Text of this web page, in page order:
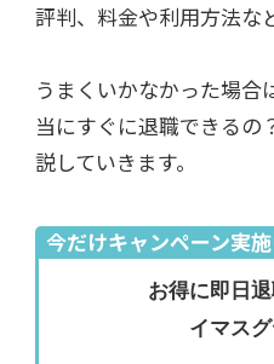
評判、料金や利用方法な
うまくいかなかった場合
当にすぐに退職できるの
説していきます。
今だけキャンペーン実
お得に即日
イマス